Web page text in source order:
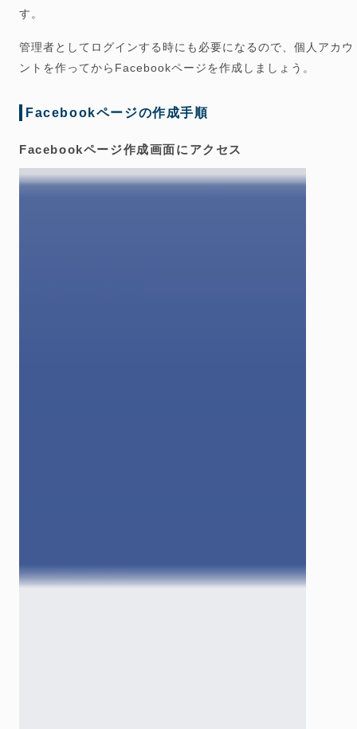
す。
管理者としてログインする時にも必要になるので、個人アカウ
ントを作ってからFacebookページを作成しましょう。
Facebookページの作成手順
Facebookページ作成画面にアクセス